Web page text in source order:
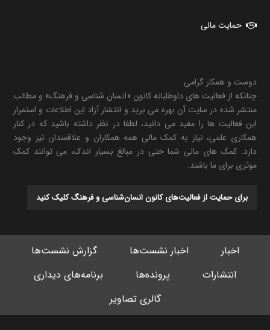
حمایت مالی
دوست و همکار گرامی
چنانکه از فعالیت های داوطلبانه کانون «انسان شناسی و فرهنگ» و مطالب
منتشر شده در سایت آن بهره می برید و انتشار آزاد این اطلاعات و استمرار
این فعالیت ها را مفید می دانید، لطفا در نظر داشته باشید که در کنار
همکاری علمی، نیاز به کمک مالی همه همکاران و علاقمندان نیز وجود
دارد. کمک های مالی شما حتی در مبالغ بسیار اندک، می توانند کمک
موثری برای ما باشند.
برای حمایت از فعالیت‌های کانون انسان‌شناسی و فرهنگ کلیک کنید
اخبار اخبار نشست‌ها
گزارش نشست‌ها
انتشارات
پرونده‌ها
برنامه‌های دیداری
گالری تصاویر